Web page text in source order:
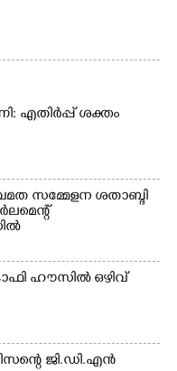
ശക്തം
സമ്മേളന ശതാബ്ദി
ഹൗസിൽ ഒഴിവ്
ജി.ഡി.എൻ